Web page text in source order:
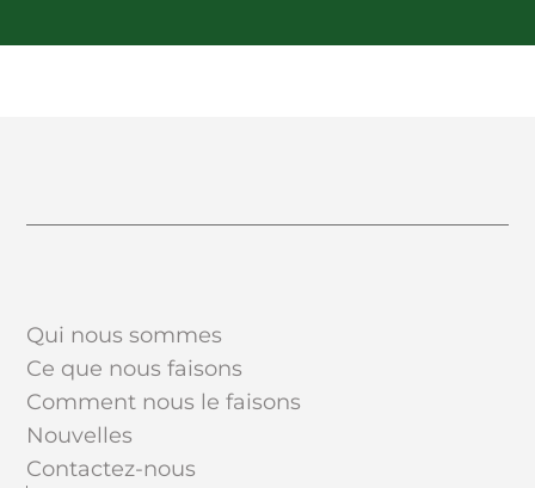
Qui nous sommes
Ce que nous faisons
Comment nous le faisons
Nouvelles
Contactez-nous